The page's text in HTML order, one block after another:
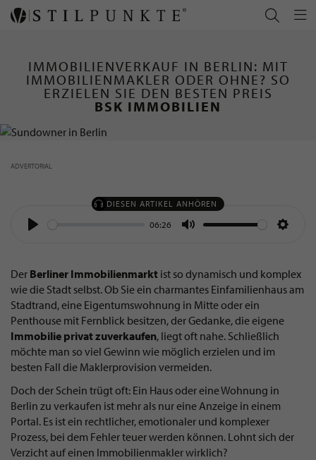
IMMOBILIENVERKAUF IN BERLIN: MIT
IMMOBILIENMAKLER ODER OHNE? SO
ERZIELEN SIE DEN BESTEN PREIS
BSK IMMOBILIEN
ADVERTORIAL
DIESEN ARTIKEL ANHÖREN
06:26
Der Berliner Immobilienmarkt ist so dynamisch und komplex
wie die Stadt selbst. Ob Sie ein charmantes Einfamilienhaus am
Stadtrand, eine Eigentumswohnung in Mitte oder ein
Penthouse mit Fernblick besitzen, der Gedanke, die eigene
Immobilie privatzuverkaufen, liegt oft nahe. Schließlich
möchte man so viel Gewinn wie möglich erzielen und im
besten Fall die Maklerprovision vermeiden.
Doch der Schein trügt oft: Ein Haus oder eine Wohnung in
Berlin zu verkaufen ist mehr als nur eine Anzeige in einem
Portal. Es ist ein rechtlicher, emotionaler und komplexer
Prozess, bei dem Fehler teuer werden können. Lohnt sich der
Verzicht auf einen Immobilienmakler wirklich?